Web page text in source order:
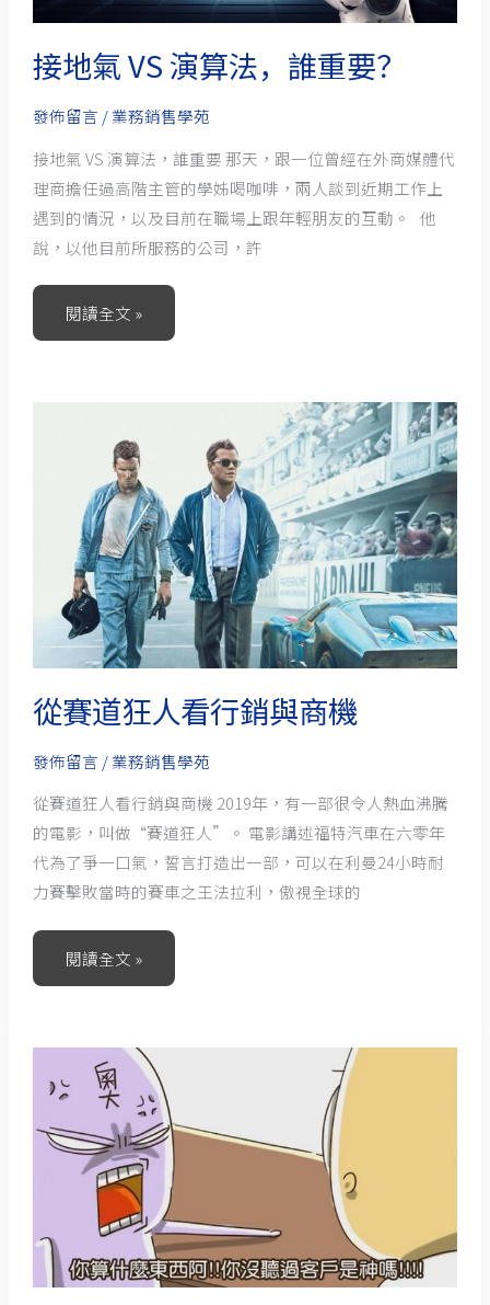
接地氣 VS 演算法，誰重要？
發佈留言 /業務銷售學苑
接地氣 VS 演算法，誰重要 那天，跟一位曾經在外商媒體代
理商擔任過高階主管的學姊喝咖啡，兩人談到近期工作上
遇到的情況，以及目前在職場上跟年輕朋友的互動。 他
說，以他目前所服務的公司，許
閱讀全文 »
從賽道狂人看行銷與商機
發佈留言 /業務銷售學苑
從賽道狂人看行銷與商機 2019年，有一部很令人熱血沸騰
的電影，叫做“賽道狂人”。 電影講述福特汽車在六零年
代為了爭一口氣，誓言打造出一部，可以在利曼24小時耐
力賽擊敗當時的賽車之王法拉利，傲視全球的
人
看
行
銷
與
機
閱讀全文 »
客
類